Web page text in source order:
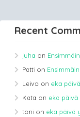
Recent
juha on
Patti on
Leivo on eka
Kata on eka päivä
toni on eka päivä